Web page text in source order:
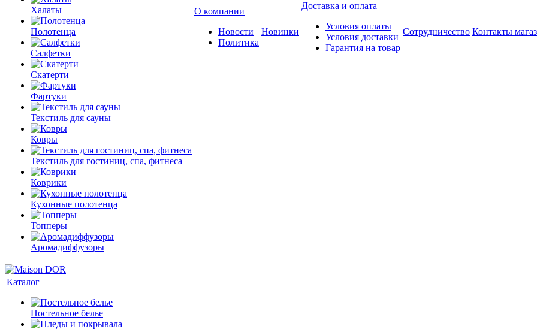
Халаты
Полотенца
Салфетки
Скатерти
Фартуки
Текстиль для сауны
Ковры
Текстиль для гостиниц, спа, фитнеса
Коврики
Кухонные полотенца
Топперы
Аромадиффузоры
О компании
Новости
Политика
Новинки
Доставка и оплата
Условия оплаты
Условия доставки
Гарантия на товар
Сотрудничество Контакты
Каталог
Постельное белье